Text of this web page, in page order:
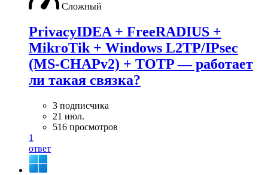
Сложный
PrivacyIDEA + FreeRADIUS +
MikroTik + Windows L2TP/IPsec
(MS-CHAPv2) + TOTP — работает
ли такая связка?
3 подписчика
21 июл.
516 просмотров
1
ответ